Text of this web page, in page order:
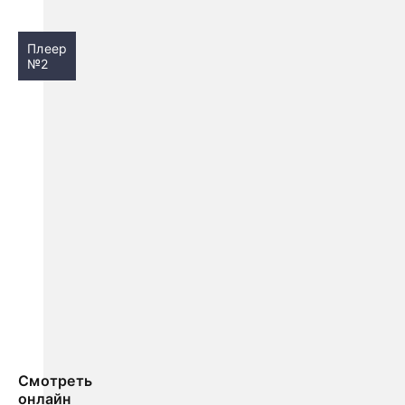
Плеер
№2
Смотреть
онлайн